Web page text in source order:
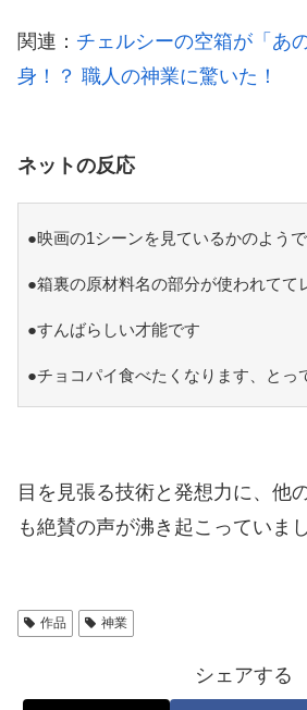
関連： チェルシーの空箱が「あ
身！？ 職人の神業に驚いた！
ネットの反応
●映画の1シーンを見ているかのよう
●箱裏の原材料名の部分が使われて
●すんばらしい才能です
●チョコパイ食べたくなります、とっ
目を見張る技術と発想力に、他
も絶賛の声が沸き起こっていま
作品 神業
シェアする